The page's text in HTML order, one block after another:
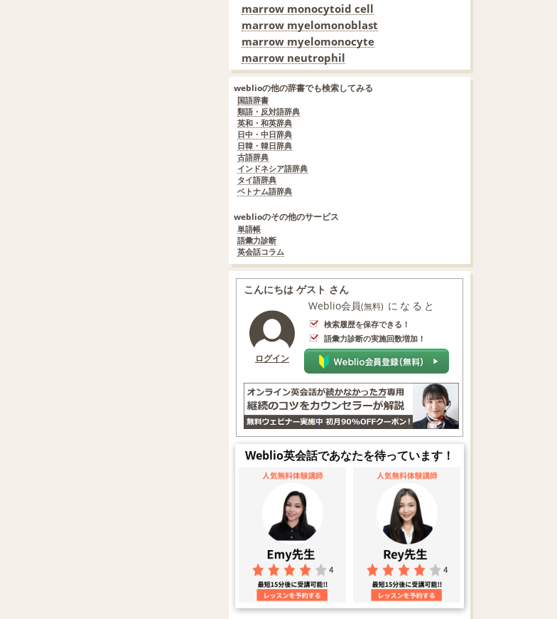
marrow monocytoid cell
marrow myelomonoblast
marrow myelomonocyte
marrow neutrophil
weblioの他の辞書でも検索してみる
国語辞書
類語・反対語辞典
英和・和英辞典
日中・中日辞典
日韓・韓日辞典
古語辞典
インドネシア語辞典
タイ語辞典
ベトナム語辞典
weblioのその他のサービス
単語帳
語彙力診断
英会話コラム
こんにちは ゲスト さん
ログイン
Weblio会員(無料) になると
検索履歴を保存できる！
語彙力診断の実施回数増加！
Weblio英会話であなたを待っています！